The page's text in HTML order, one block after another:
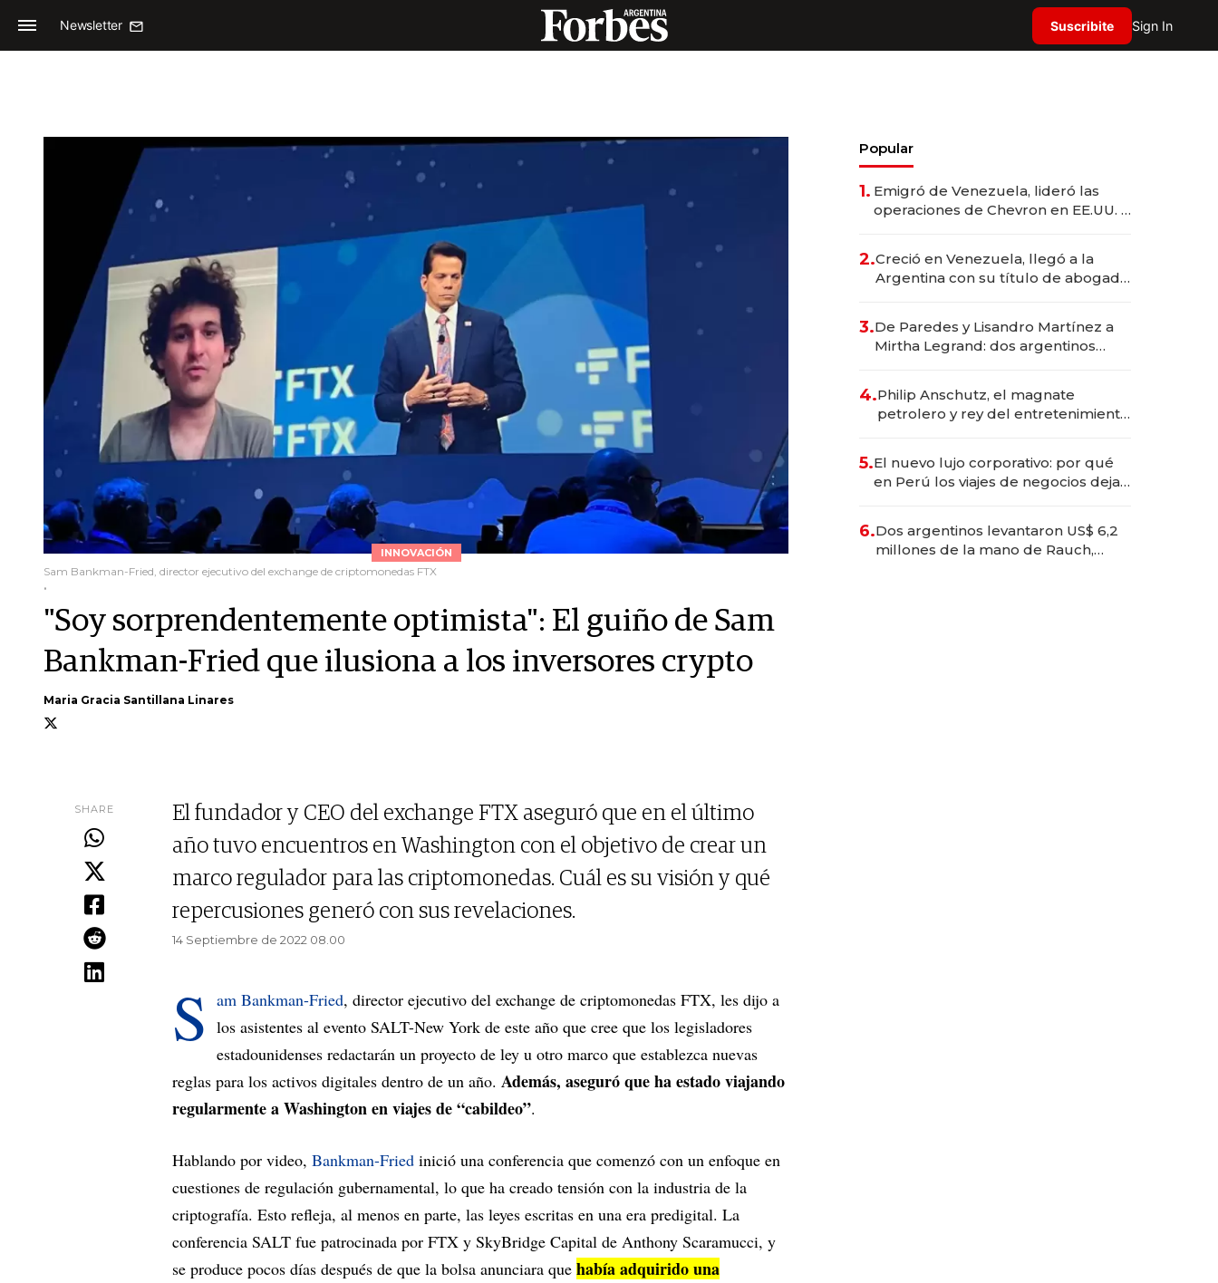
Newsletter Suscribite Sign In
INNOVACIÓN
Sam Bankman-Fried, director ejecutivo del exchange de criptomonedas FTX
.
"Soy sorprendentemente optimista": El guiño de Sam
Bankman-Fried que ilusiona a los inversores crypto
Maria Gracia Santillana Linares
SHARE
El fundador y CEO del exchange FTX aseguró que en el último
año tuvo encuentros en Washington con el objetivo de crear un
marco regulador para las criptomonedas. Cuál es su visión y qué
repercusiones generó con sus revelaciones.
14 Septiembre de 2022 08.00
S am Bankman-Fried, director ejecutivo del exchange de criptomonedas FTX, les dijo a
los asistentes al evento SALT-New York de este año que cree que los legisladores
estadounidenses redactarán un proyecto de ley u otro marco que establezca nuevas
reglas para los activos digitales dentro de un año. Además, aseguró que ha estado viajando
regularmente a Washington en viajes de “cabildeo”.
Hablando por video, Bankman-Fried inició una conferencia que comenzó con un enfoque en
cuestiones de regulación gubernamental, lo que ha creado tensión con la industria de la
criptografía. Esto refleja, al menos en parte, las leyes escritas en una era predigital. La
conferencia SALT fue patrocinada por FTX y SkyBridge Capital de Anthony Scaramucci, y
se produce pocos días después de que la bolsa anunciara que había adquirido una
Popular
1. Emigró de Venezuela, lideró las
operaciones de Chevron en EE.UU. y
2.Creció en Venezuela, llegó a la
Argentina con su título de abogado
marcas "fast premium"
3.De Paredes y Lisandro Martínez a
Mirtha Legrand: dos argentinos
4.Philip Anschutz, el magnate
petrolero y rey del entretenimiento
5.El nuevo lujo corporativo: por qué
en Perú los viajes de negocios dejan
en experiencias transformadoras
6.Dos argentinos levantaron US$ 6,2
millones de la mano de Rauch,